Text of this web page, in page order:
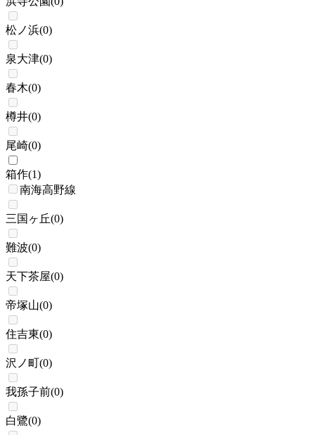
松ノ浜(0)
泉大津(0)
春木(0)
樽井(0)
尾崎(0)
箱作(1)
南海高野線
三国ヶ丘(0)
難波(0)
天下茶屋(0)
帝塚山(0)
住吉東(0)
沢ノ町(0)
我孫子前(0)
白鷺(0)